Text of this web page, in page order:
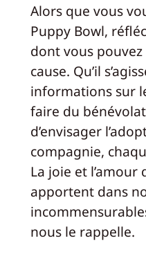
Alors que vous
Puppy Bowl,
dont vous
cause. Qu’il
informations sur
faire du
d’envisager
compagnie,
La joie et l’amour
apportent dans
nous le rappelle.